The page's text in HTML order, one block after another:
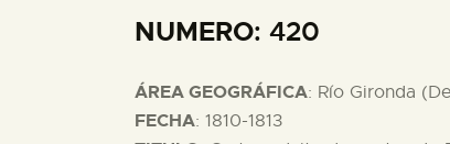
NUMERO: 420
ÁREA GEOGRÁFICA: Río Gironda
FECHA: 1810-1813